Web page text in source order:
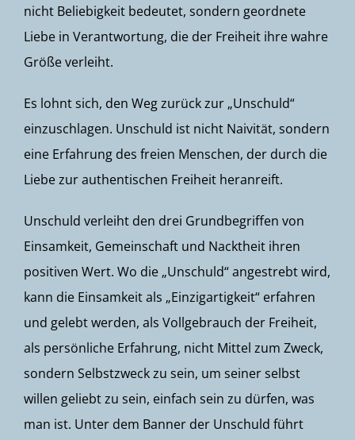
nicht Beliebigkeit bedeutet, sondern geordnete
Liebe in Verantwortung, die der Freiheit ihre wahre
Größe verleiht.
Es lohnt sich, den Weg zurück zur „Unschuld“
einzuschlagen. Unschuld ist nicht Naivität, sondern
eine Erfahrung des freien Menschen, der durch die
Liebe zur authentischen Freiheit heranreift.
Unschuld verleiht den drei Grundbegriffen von
Einsamkeit, Gemeinschaft und Nacktheit ihren
positiven Wert. Wo die „Unschuld“ angestrebt wird,
kann die Einsamkeit als „Einzigartigkeit“ erfahren
und gelebt werden, als Vollgebrauch der Freiheit,
als persönliche Erfahrung, nicht Mittel zum Zweck,
sondern Selbstzweck zu sein, um seiner selbst
willen geliebt zu sein, einfach sein zu dürfen, was
man ist. Unter dem Banner der Unschuld führt